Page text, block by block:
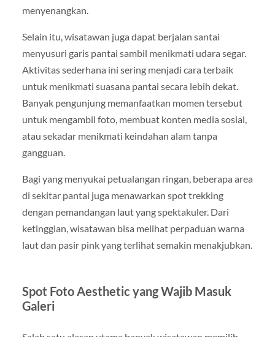
menyenangkan.
Selain itu, wisatawan juga dapat berjalan santai
menyusuri garis pantai sambil menikmati udara segar.
Aktivitas sederhana ini sering menjadi cara terbaik
untuk menikmati suasana pantai secara lebih dekat.
Banyak pengunjung memanfaatkan momen tersebut
untuk mengambil foto, membuat konten media sosial,
atau sekadar menikmati keindahan alam tanpa
gangguan.
Bagi yang menyukai petualangan ringan, beberapa area
di sekitar pantai juga menawarkan spot trekking
dengan pemandangan laut yang spektakuler. Dari
ketinggian, wisatawan bisa melihat perpaduan warna
laut dan pasir pink yang terlihat semakin menakjubkan.
Spot Foto Aesthetic yang Wajib Masuk
Galeri